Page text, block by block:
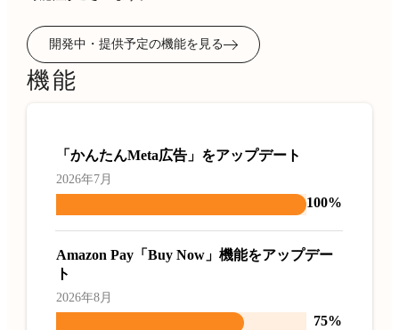
開発中・提供予定の機能を見る
機能
「かんたんMeta広告」をアップデート
2026年7月
100%
Amazon Pay「Buy Now」機能をアップデー
ト
2026年8月
75%